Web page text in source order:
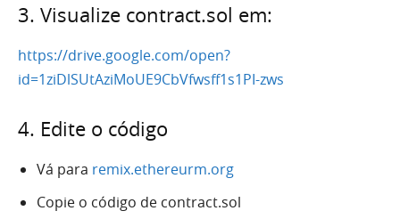
3. Visualize contract.sol em:
https://drive.google.com/open?
id=1ziDlSUtAziMoUE9CbVfwsff1s1PI-zws
4. Edite o código
Vá para remix.ethereurm.org
Copie o código de contract.sol